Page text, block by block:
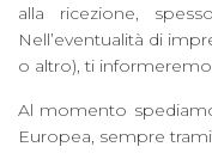
SKINCARE
MAKE UP
BATH & BODY
alla ricezione,
Nell’eventualità di
o altro), ti
Al momento
Europea, sempre